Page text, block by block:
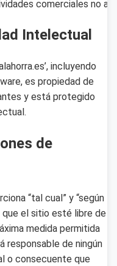
comerciales no
Intelectual
incluyendo
es propiedad de
y está protegido
de
“tal cual” y “según
que el sitio esté libre de
medida permitida
responsable de ningún
o consecuente que